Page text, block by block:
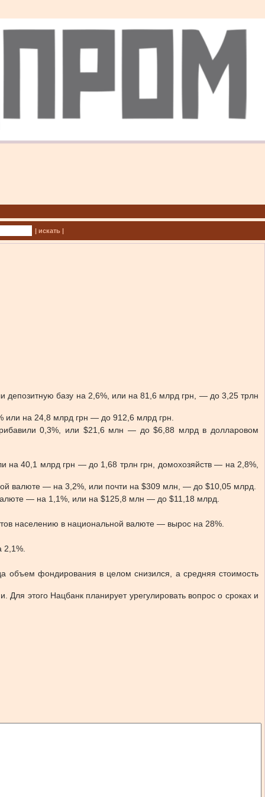
| искать |
депозитную базу на 2,6%, или на 81,6 млрд грн, — до 3,25 трлн
или на 24,8 млрд грн — до 912,6 млрд грн.
0,3%, или $21,6 млн — до $6,88 млрд в долларовом
на 40,1 млрд грн — до 1,68 трлн грн, домохозяйств — на 2,8%,
валюте — на 3,2%, или почти на $309 млн, — до $10,05 млрд.
— на 1,1%, или на $125,8 млн — до $11,18 млрд.
населению в национальной валюте — вырос на 28%.
объем фондирования в целом снизился, а средняя стоимость
этого Нацбанк планирует урегулировать вопрос о сроках и